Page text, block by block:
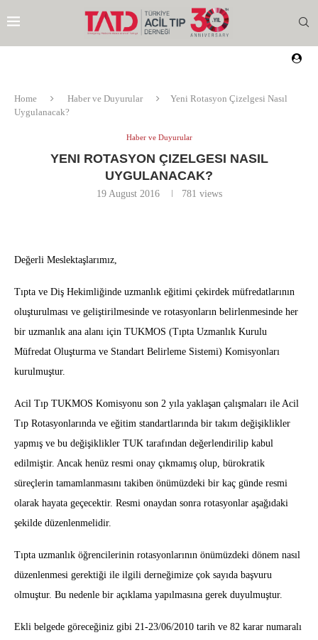
Home Haber ve Duyurular
Yeni Rotasyon Çizelgesi Nasıl
Uygulanacak?
Haber ve Duyurular
YENI ROTASYON ÇIZELGESI NASIL
UYGULANACAK?
19 August 2016 781 views
Değerli Meslektaşlarımız,
Tıpta ve Diş Hekimliğinde uzmanlık eğitimi çekirdek müfredatlarının
oluşturulması ve geliştirilmesinde ve rotasyonların belirlenmesinde her
bir uzmanlık ana alanı için TUKMOS (Tıpta Uzmanlık Kurulu
Müfredat Oluşturma ve Standart Belirleme Sistemi) Komisyonları
kurulmuştur.
Acil Tıp TUKMOS Komisyonu son 2 yıla yaklaşan çalışmaları ile Acil
Tıp Rotasyonlarında ve eğitim standartlarında bir takım değişiklikler
yapmış ve bu değişiklikler TUK tarafından değerlendirilip kabul
edilmiştir. Ancak henüz resmi onay çıkmamış olup, bürokratik
süreçlerin tamamlanmasını takiben önümüzdeki bir kaç günde resmi
olarak hayata geçecektir. Resmi onaydan sonra rotasyonlar aşağıdaki
şekilde düzenlenmelidir.
Tıpta uzmanlık öğrencilerinin rotasyonlarının önümüzdeki dönem nasıl
düzenlenmesi gerektiği ile ilgili derneğimize çok sayıda başvuru
olmuştur. Bu nedenle bir açıklama yapılmasına gerek duyulmuştur.
Ekli belgede göreceğiniz gibi 21-23/06/2010 tarih ve 82 karar numaralı